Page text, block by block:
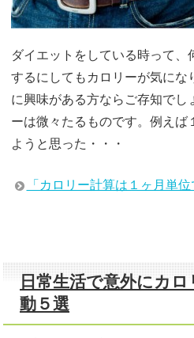
ダイエットをしている時って、
するにしてもカロリーが気にな
に興味がある方ならご存知でし
ーは微々たるものです。例えば
ようと思った・・・
「カロリー計算は１ヶ月単
日常生活で意外にカ
動５選